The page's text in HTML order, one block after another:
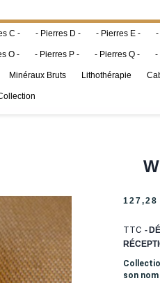
C - - Pierres D - - Pierres E - -
O - - Pierres P - - Pierres Q - -
Minéraux Bruts Lithothérapie
127,28
TTC
son nom